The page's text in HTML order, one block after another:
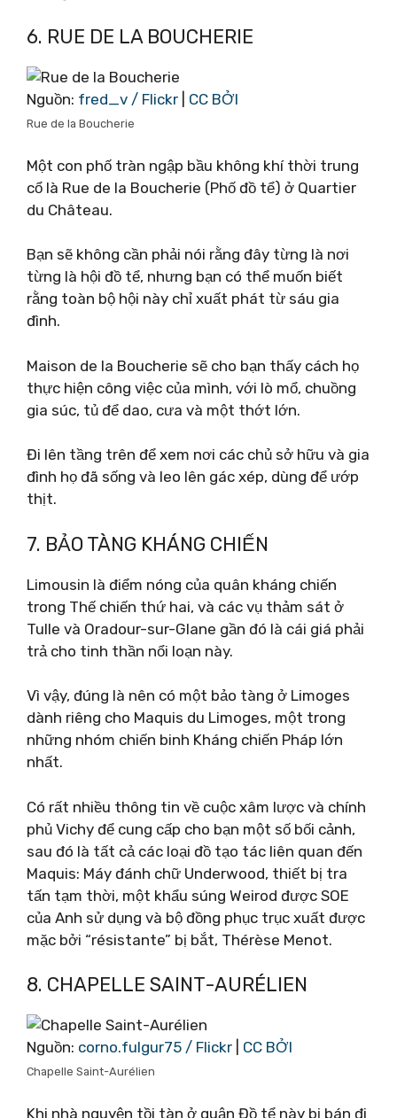
6. RUE DE LA BOUCHERIE
Nguồn: fred_v / Flickr CC BỞI
Rue de la Boucherie
Một con phố tràn ngập bầu không khí thời trung
cổ là Rue de la Boucherie (Phố đồ tể) ở Quartier
du Château.
Bạn sẽ không cần phải nói rằng đây từng là nơi
từng là hội đồ tể, nhưng bạn có thể muốn biết
rằng toàn bộ hội này chỉ xuất phát từ sáu gia
đình.
Maison de la Boucherie sẽ cho bạn thấy cách họ
thực hiện công việc của mình, với lò mổ, chuồng
gia súc, tủ để dao, cưa và một thớt lớn.
Đi lên tầng trên để xem nơi các chủ sở hữu và gia
đình họ đã sống và leo lên gác xép, dùng để ướp
thịt.
7. BẢO TÀNG KHÁNG CHIẾN
Limousin là điểm nóng của quân kháng chiến
trong Thế chiến thứ hai, và các vụ thảm sát ở
Tulle và Oradour-sur-Glane gần đó là cái giá phải
trả cho tinh thần nổi loạn này.
Vì vậy, đúng là nên có một bảo tàng ở Limoges
dành riêng cho Maquis du Limoges, một trong
những nhóm chiến binh Kháng chiến Pháp lớn
nhất.
Có rất nhiều thông tin về cuộc xâm lược và chính
phủ Vichy để cung cấp cho bạn một số bối cảnh,
sau đó là tất cả các loại đồ tạo tác liên quan đến
Maquis: Máy đánh chữ Underwood, thiết bị tra
tấn tạm thời, một khẩu súng Weirod được SOE
của Anh sử dụng và bộ đồng phục trục xuất được
mặc bởi “résistante” bị bắt, Thérèse Menot.
8. CHAPELLE SAINT-AURÉLIEN
Nguồn: corno.fulgur75 / Flickr CC BỞI
Chapelle Saint-Aurélien
Khi nhà nguyện tồi tàn ở quận Đồ tể này bị bán đi